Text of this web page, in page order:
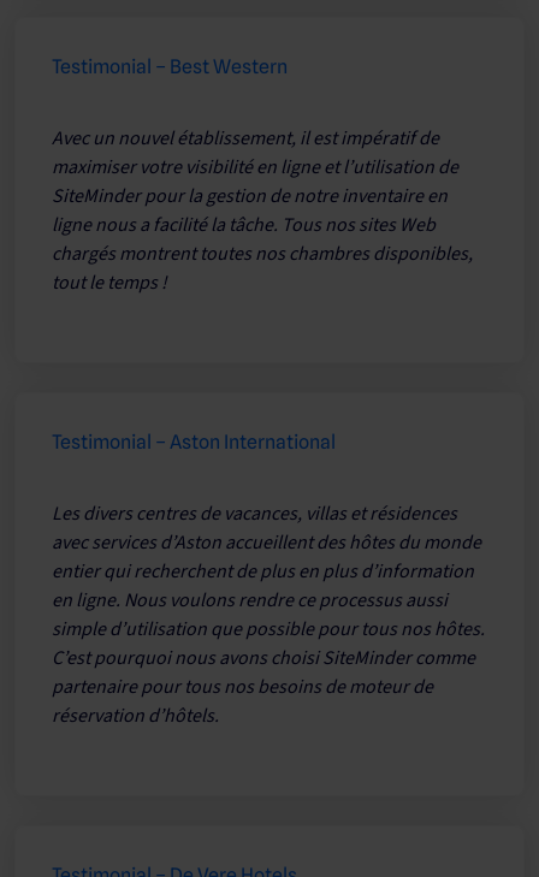
Testimonial – Best Western
Avec un nouvel établissement, il est impératif de
maximiser votre visibilité en ligne et l’utilisation de
SiteMinder pour la gestion de notre inventaire en
ligne nous a facilité la tâche. Tous nos sites Web
chargés montrent toutes nos chambres disponibles,
tout le temps !
Testimonial – Aston International
Les divers centres de vacances, villas et résidences
avec services d’Aston accueillent des hôtes du monde
entier qui recherchent de plus en plus d’information
en ligne. Nous voulons rendre ce processus aussi
simple d’utilisation que possible pour tous nos hôtes.
C’est pourquoi nous avons choisi SiteMinder comme
partenaire pour tous nos besoins de moteur de
réservation d’hôtels.